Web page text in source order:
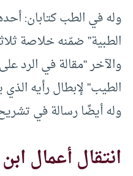
وله في الطب كتابان:
الطبية” ضمّنه خلاصة
والآخر “مقالة في الرد
الطيب” لإبطال رأيه
وله أيضًا رسالة في
انتقال أعمال